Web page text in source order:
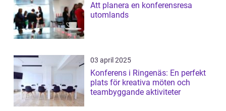
Att planera en konferensresa
utomlands
03 april 2025
Konferens i Ringenäs: En perfekt
plats för kreativa möten och
teambyggande aktiviteter